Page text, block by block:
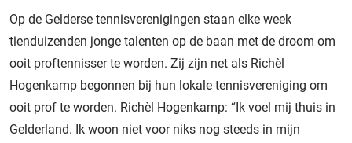
Op de Gelderse tennisverenigingen staan elke week
tienduizenden jonge talenten op de baan met de droom om
ooit proftennisser te worden. Zij zijn net als Richèl
Hogenkamp begonnen bij hun lokale tennisvereniging om
ooit prof te worden. Richèl Hogenkamp: “Ik voel mij thuis in
Gelderland. Ik woon niet voor niks nog steeds in mijn